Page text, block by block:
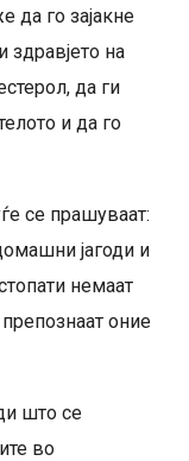
да го зајакне
на
да ги
и да го
се прашуваат:
јагоди и
немаат
оние
што се
во